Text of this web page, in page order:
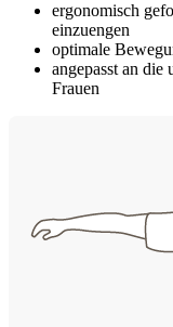
ergonomisch
einzuengen
optimale
angepasst an
Frauen